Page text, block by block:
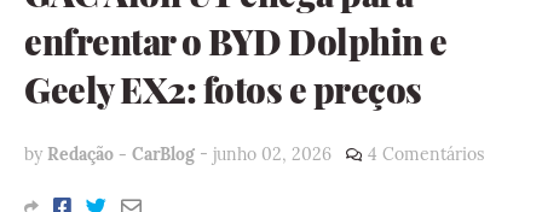
enfrentar o BYD Dolphin e
Geely EX2: fotos e preços
by Redação - CarBlog - junho 02, 2026 4 Comentários